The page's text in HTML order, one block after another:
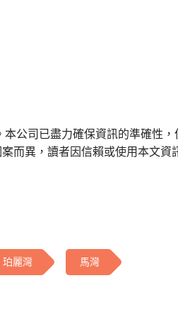
公司已盡力確保資訊的準確性
而異，讀者因信賴或使用本文資
珀麗灣 馬灣